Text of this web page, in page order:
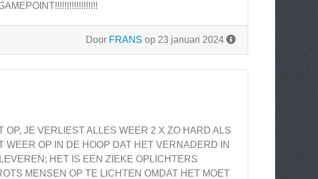
Door FRANS op 23 januari 2024
JE VERLIEST ALLES WEER 2 X ZO HARD ALS
OP IN DE HOOP DAT HET VERNADERD IN
HET IS EEN ZIEKE OPLICHTERS
MENSEN OP TE LICHTEN OMDAT HET MOET